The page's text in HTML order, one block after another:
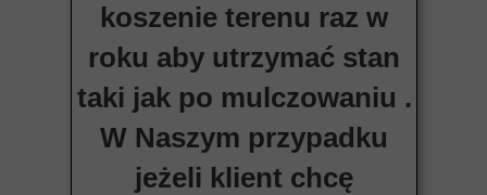
koszenie terenu raz w
roku aby utrzymać stan
taki jak po mulczowaniu .
W Naszym przypadku
jeżeli klient chcę